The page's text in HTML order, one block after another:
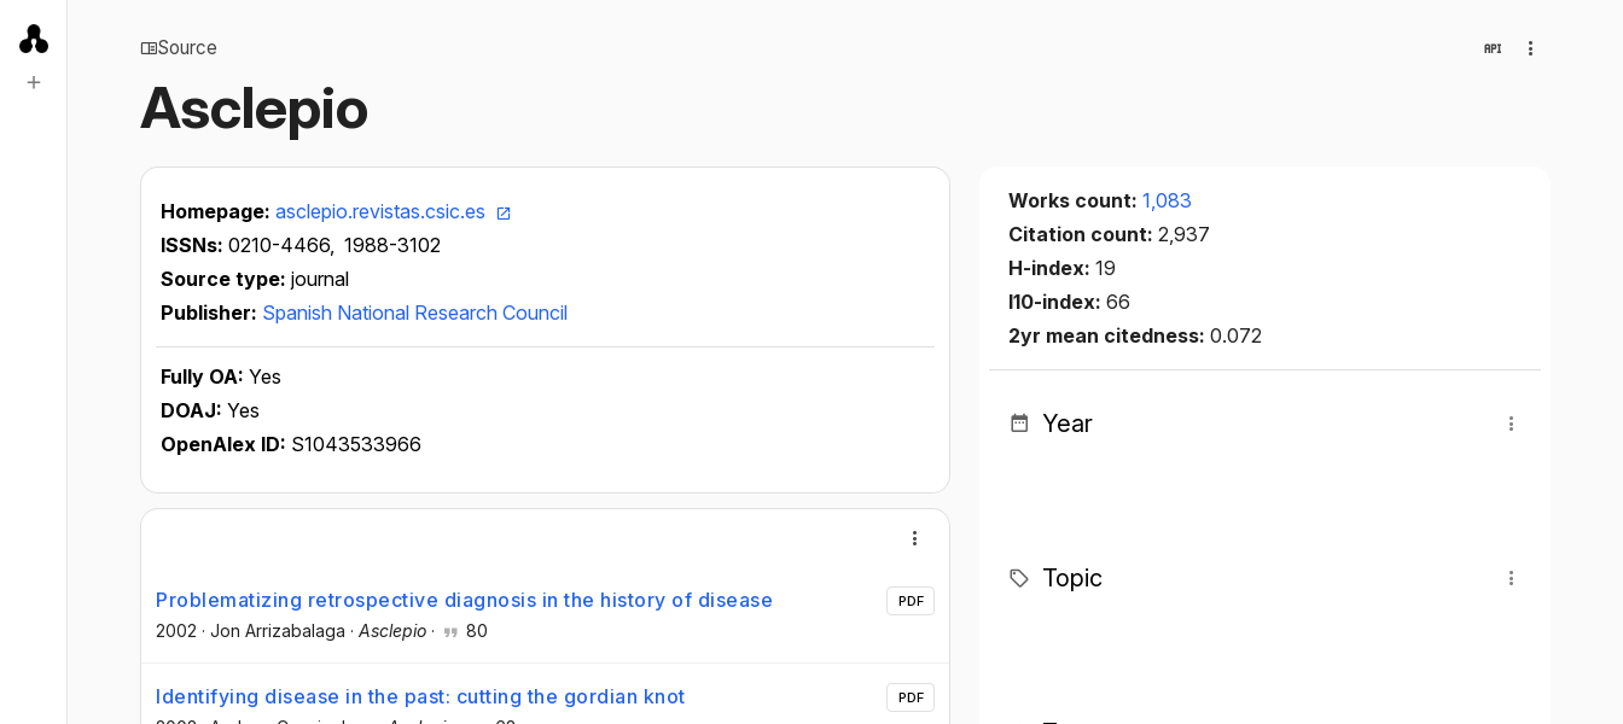
Source
Asclepio
Homepage: asclepio.revistas.csic.es
ISSNs: 0210-4466, 1988-3102
Source type: journal
Publisher: Spanish National Research Council
Fully OA: Yes
DOAJ: Yes
OpenAlex ID: S1043533966
Problematizing retrospective diagnosis in the history of disease
2002 · Jon Arrizabalaga · Asclepio · 80
PDF
Identifying disease in the past: cutting the gordian knot PDF
Works count:1,083
Citation count:2,937
H-index:19
I10-index:66
2yr mean citedness:0.072
Year
Topic